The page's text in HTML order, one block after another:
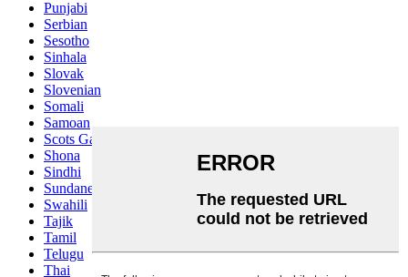
Punjabi
Serbian
Sesotho
Sinhala
Slovak
Slovenian
Somali
Samoan
Scots Gaelic
Shona
Sindhi
Sundanese
Swahili
Tajik
Tamil
Telugu
Thai